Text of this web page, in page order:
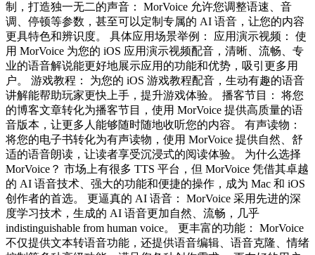
制，打造独一无二的声音： MorVoice 允许您调整语速、音
调、停顿等参数，甚至可以定制专属的 AI 语音，让您的内容
更具特色和辨识度。 具体应用场景举例： 应用演示视频： 使
用 MorVoice 为您的 iOS 应用演示视频配音，清晰、流畅、专
业的语音解说能更好地展示应用的功能和优势，吸引更多用
户。 游戏教程： 为您的 iOS 游戏教程配音，生动有趣的语音
讲解能帮助玩家更快上手，提升游戏体验。 播客节目： 将您
的博客文章转化为播客节目，使用 MorVoice 提供高质量的语
音版本，让更多人能够随时随地收听您的内容。 有声读物：
将您的电子书转化为有声读物，使用 MorVoice 提供自然、舒
适的语音朗读，让读者享受沉浸式的阅读体验。 为什么选择
MorVoice？ 市场上有很多 TTS 平台，但 MorVoice 凭借其卓越
的 AI 语音技术、强大的功能和便捷的操作，成为 Mac 和 iOS
创作者的首选。 更逼真的 AI 语音： MorVoice 采用先进的深
度学习技术，生成的 AI 语音更加自然、流畅，几乎
indistinguishable from human voice。 更丰富的功能： MorVoice
不仅提供文本转语音功能，还提供语音编辑、语音克隆、情绪